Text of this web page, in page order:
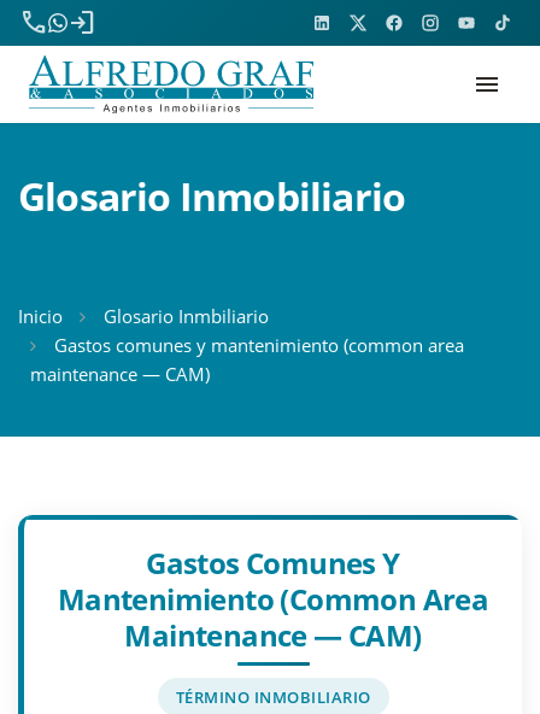
phone
login
menu
Glosario Inmobiliario
Inicio
Glosario Inmbiliario
Gastos comunes y mantenimiento (common area
maintenance — CAM)
Gastos Comunes Y
Mantenimiento (common Area
Maintenance — CAM)
TÉRMINO INMOBILIARIO